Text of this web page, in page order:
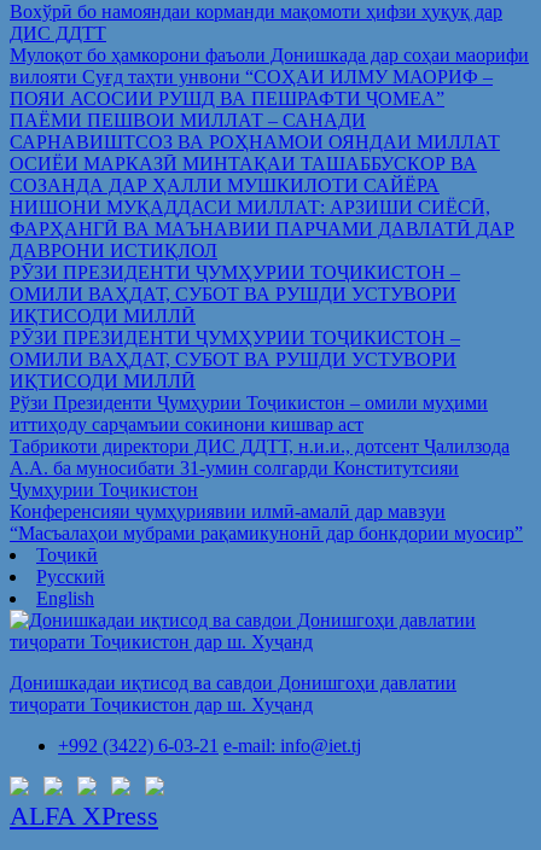
Вохўрӣ бо намояндаи корманди мақомоти ҳифзи ҳуқуқ дар
ДИС ДДТТ
Мулоқот бо ҳамкорони фаъоли Донишкада дар соҳаи маорифи
вилояти Суғд таҳти унвони “СОҲАИ ИЛМУ МАОРИФ –
ПОЯИ АСОСИИ РУШД ВА ПЕШРАФТИ ҶОМЕА”
ПАЁМИ ПЕШВОИ МИЛЛАТ – САНАДИ
САРНАВИШТСОЗ ВА РОҲНАМОИ ОЯНДАИ МИЛЛАТ
ОСИЁИ МАРКАЗӢ МИНТАҚАИ ТАШАББУСКОР ВА
СОЗАНДА ДАР ҲАЛЛИ МУШКИЛОТИ САЙЁРА
НИШОНИ МУҚАДДАСИ МИЛЛАТ: АРЗИШИ СИЁСӢ,
ФАРҲАНГӢ ВА МАЪНАВИИ ПАРЧАМИ ДАВЛАТӢ ДАР
ДАВРОНИ ИСТИҚЛОЛ
РӮЗИ ПРЕЗИДЕНТИ ҶУМҲУРИИ ТОҶИКИСТОН –
ОМИЛИ ВАҲДАТ, СУБОТ ВА РУШДИ УСТУВОРИ
ИҚТИСОДИ МИЛЛӢ
РӮЗИ ПРЕЗИДЕНТИ ҶУМҲУРИИ ТОҶИКИСТОН –
ОМИЛИ ВАҲДАТ, СУБОТ ВА РУШДИ УСТУВОРИ
ИҚТИСОДИ МИЛЛӢ
Рўзи Президенти Ҷумҳурии Тоҷикистон – омили муҳими
иттиҳоду сарҷамъии сокинони кишвар аст
Табрикоти директори ДИС ДДТТ, н.и.и., дотсент Ҷалилзода
А.А. ба муносибати 31-умин солгарди Конститутсияи
Ҷумҳурии Тоҷикистон
Конференсияи ҷумҳуриявии илмӣ-амалӣ дар мавзуи
“Масъалаҳои мубрами рақамикунонӣ дар бонкдории муосир”
Тоҷикӣ
Русский
English
Донишкадаи иқтисод ва савдои Донишгоҳи давлатии
тиҷорати Тоҷикистон дар ш. Хуҷанд
+992 (3422) 6-03-21 e-mail: info@iet.tj
ALFA XPress